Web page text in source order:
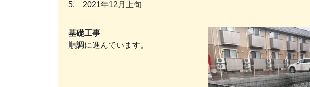
5. 2021年12月上旬
基礎工事
順調に進んでいます。